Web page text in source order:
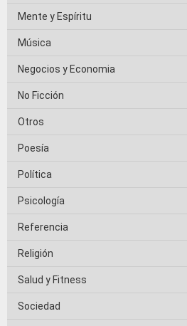
Mente y Espíritu
Música
Negocios y Economia
No Ficción
Otros
Poesía
Política
Psicología
Referencia
Religión
Salud y Fitness
Sociedad